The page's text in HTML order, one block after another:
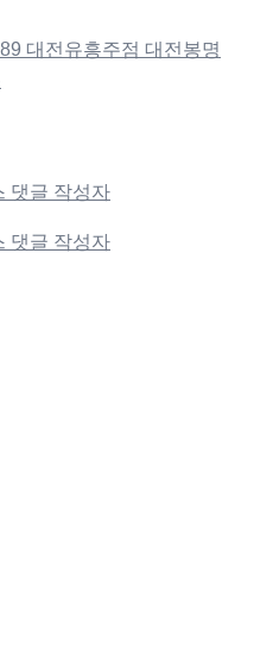
대전유흥주점 대전봉명
댓글 작성자
댓글 작성자